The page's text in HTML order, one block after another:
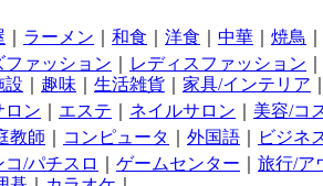
ラーメン 和食 洋食 中華 焼鳥
ファッション レディスファッション
設
趣味 生活雑貨 家具/インテリア
ロン エステ ネイルサロン 美容/コ
教師 コンピュータ 外国語 ビジネ
コ/パチスロ ゲームセンター
旅行/ア